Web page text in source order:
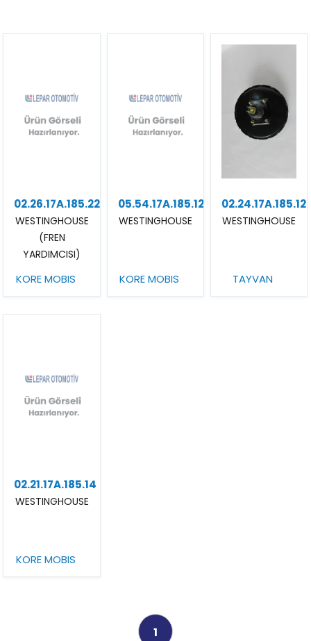
02.26.17A.185.22
WESTINGHOUSE
(FREN
YARDIMCISI)
KORE MOBIS
05.54.17A.185.12
WESTINGHOUSE
KORE MOBIS
02.24.17A.185.12
WESTINGHOUSE
TAYVAN
02.21.17A.185.14
WESTINGHOUSE
KORE MOBIS
1